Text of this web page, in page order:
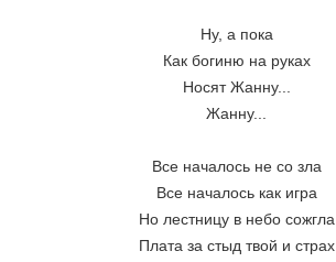
Ну, а пока
Как богиню на руках
Носят Жанну...
Жанну...
Все началось не со зла
Все началось как игра
Но лестницу в небо сожгла
Плата за стыд твой и страх